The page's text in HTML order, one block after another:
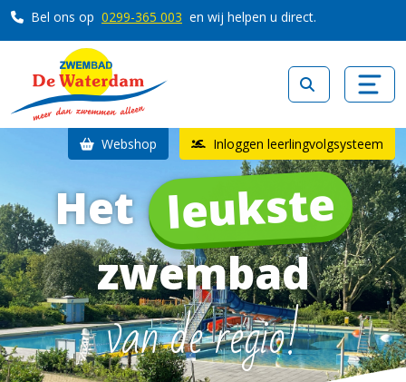
Bel ons op 0299-365 003 en wij helpen u direct.
Webshop Inloggen leerlingvolgsysteem
Het leukste
zwembad
van de regio!